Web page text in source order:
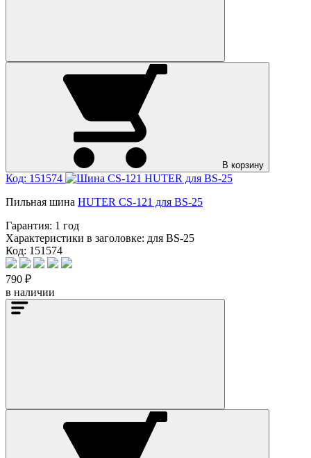
В корзину
Код: 151574
Пильная шина HUTER CS-121 для BS-25
Гарантия: 1 год
Характеристики в заголовке: для BS-25
Код: 151574
790 ₽
в наличии